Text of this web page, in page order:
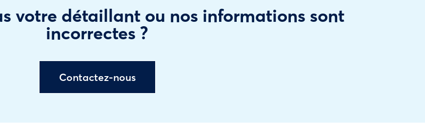
votre détaillant ou nos informations sont
incorrectes ?
Contactez-nous